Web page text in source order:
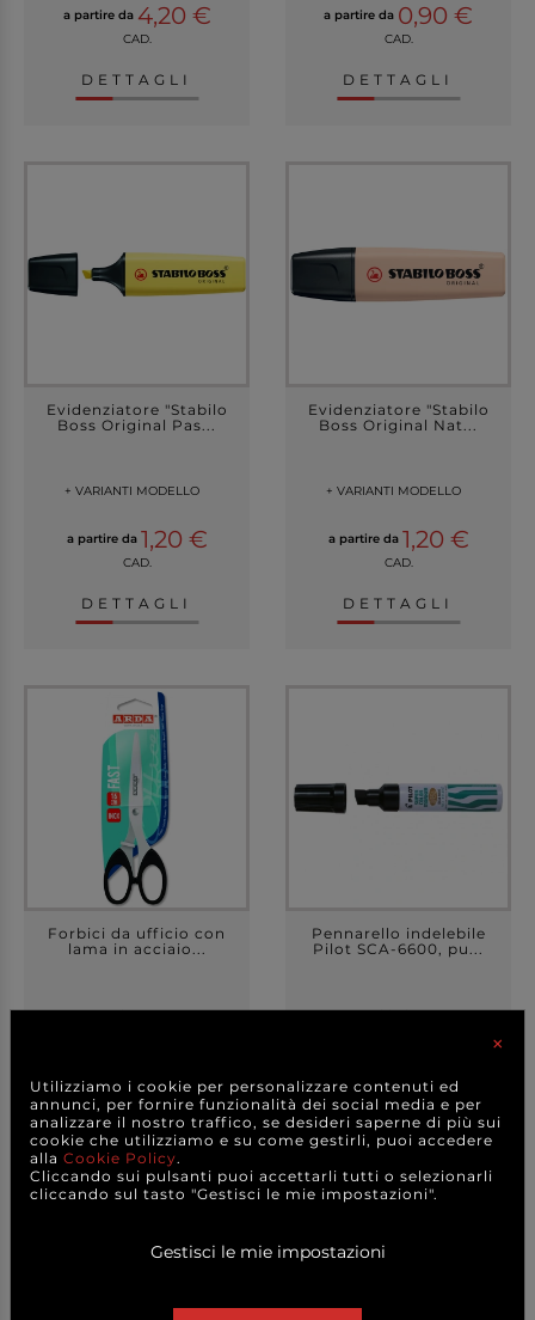
a partire da 4,20 €
CAD.
DETTAGLI
a partire da 0,90 €
CAD.
DETTAGLI
Evidenziatore "Stabilo
Boss Original Pas...
+ VARIANTI MODELLO
a partire da 1,20 €
CAD.
DETTAGLI
Evidenziatore "Stabilo
Boss Original Nat...
+ VARIANTI MODELLO
a partire da 1,20 €
CAD.
DETTAGLI
Forbici da ufficio con
lama in acciaio...
+ FORMATI
CAD.
DETTAGLI
Pennarello indelebile
Pilot SCA-6600, pu...
+ COLORI
CAD.
DETTAGLI
×
Utilizziamo i cookie per personalizzare contenuti ed
annunci, per fornire funzionalità dei social media e per
analizzare il nostro traffico, se desideri saperne di più sui
cookie che utilizziamo e su come gestirli, puoi accedere
alla Cookie Policy.
Cliccando sui pulsanti puoi accettarli tutti o selezionarli
cliccando sul tasto "Gestisci le mie impostazioni".
Gestisci le mie impostazioni